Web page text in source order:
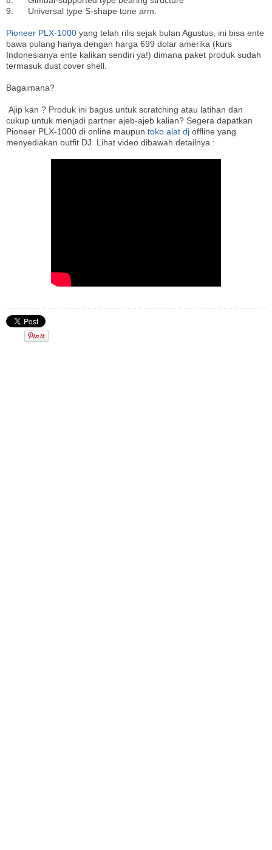
9. Universal type S-shape tone arm.
Pioneer PLX-1000 yang telah rilis sejak bulan Agustus, ini bisa ente
bawa pulang hanya dengan harga 699 dolar amerika (kurs
Indonesianya ente kalikan sendiri ya!) dimana paket produk sudah
termasuk dust cover shell.
Bagaimana?
Ajip kan ? Produk ini bagus untuk scratching atau latihan dan
cukup untuk menjadi partner ajeb-ajeb kalian? Segera dapatkan
Pioneer PLX-1000 di online maupun toko alat dj offline yang
menyediakan outfit DJ. Lihat video dibawah detailnya :